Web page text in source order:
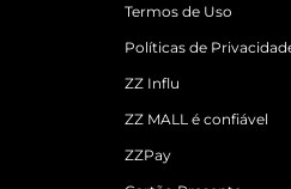
Termos de Uso
Políticas de
ZZ Influ
ZZ MALL é confiável
ZZPay